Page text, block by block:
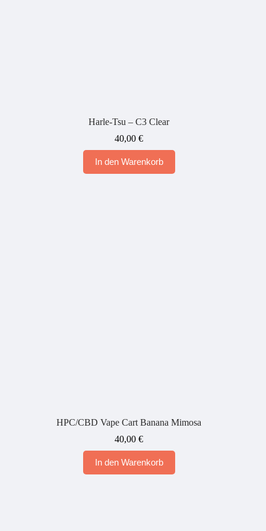
Harle-Tsu – C3 Clear
40,00€
In den Warenkorb
HPC/CBD Vape Cart Banana Mimosa
40,00€
In den Warenkorb